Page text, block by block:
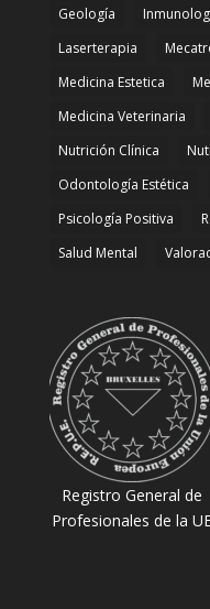
Geología
Laserterapia
Medicina Estetica
Medicina Veterinaria
Nutrición Clínica
Odontología Estética
Psicología Positiva
Salud Mental
Registro General de
Profesionales de la